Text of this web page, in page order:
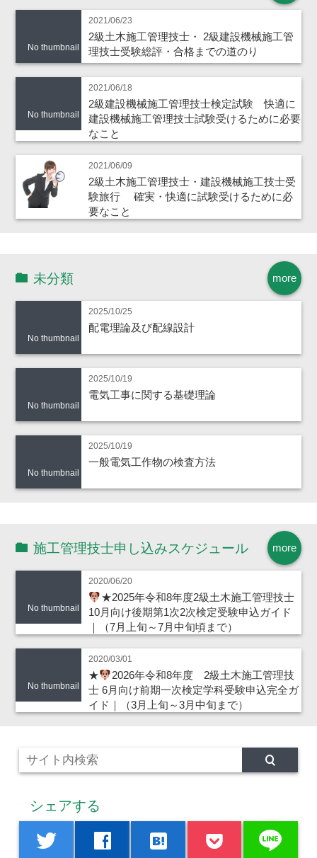
No thumbnail
2021/06/23
2級土木施工管理技士・ 2級建設機械施工管
理技士受験総評・合格までの道のり
No thumbnail
2021/06/18
2級建設機械施工管理技士検定試験 快適に
建設機械施工管理技士試験受けるために必要
なこと
2021/06/09
2級土木施工管理技士・建設機械施工技士受
験旅行 確実・快適に試験受けるために必
要なこと
more
未分類
No thumbnail
2025/10/25
配電理論及び配線設計
No thumbnail
2025/10/19
電気工事に関する基礎理論
No thumbnail
2025/10/19
一般電気工作物の検査方法
more
施工管理技士申し込みスケジュール
No thumbnail
2020/06/20
★2025年令和8年度2級土木施工管理技士
10月向け後期第1次2次検定受験申込ガイド
｜（7月上旬～7月中旬頃まで）
No thumbnail
2020/03/01
★
2026年令和8年度 2級土木施工管理技
士 6月向け前期一次検定学科受験申込完全ガ
イド｜（3月上旬～3月中旬まで）
シェアする
twitter facebook hatenabookmark line